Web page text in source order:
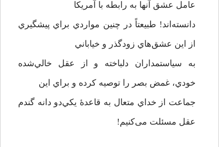
عامل عشق آنها به رابطه با آمريكا
دانسته‌اند! طبيعتاً در چنين مواردي براي پيشگيري
از اين عشق‌هاي زودگذر و خياباني
به سياستمداران دلباخته و از عقل خالي‌شده
خودي، غمض بصر را توصيه کرده و براي اين
جماعت از خداي متعال به قاعدۀ يكي‌دو دانه گندم
عقل مسئلت می‌کنیم!